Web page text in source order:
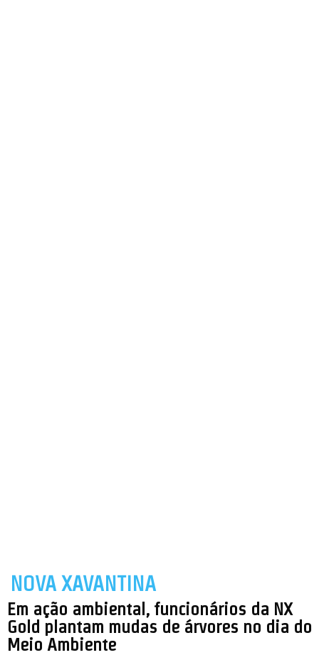
NOVA XAVANTINA
Em ação ambiental, funcionários da NX
Gold plantam mudas de árvores no dia do
Meio Ambiente